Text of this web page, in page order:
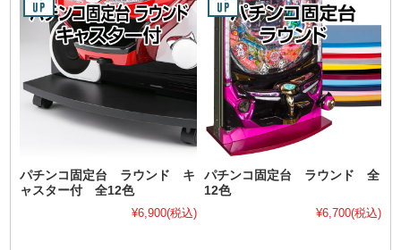
パチンコ固定台 ラウンド キ
ャスター付 全12色
¥6,900(税込)
パチンコ固定台 ラウンド 全
12色
¥6,700(税込)